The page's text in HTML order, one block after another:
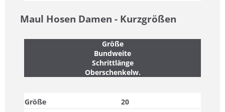
Maul Hosen Damen - Kurzgrößen
Größe
Bundweite
Schrittlänge
Oberschenkelw.
20